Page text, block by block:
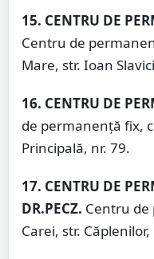
15. CENTRU DE
Centru de
Mare, str. Ioan
16. CENTRU DE
de permanență fix,
Principală, nr. 79.
17. CENTRU DE
DR.PECZ. Centru de
Carei, str.